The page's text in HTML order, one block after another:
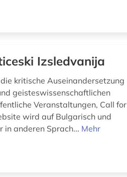
Izsledvanija
kritische Auseinandersetzung
geisteswissenschaftlichen
Veranstaltungen, Call for
wird auf Bulgarisch und
in anderen Sprach... Mehr